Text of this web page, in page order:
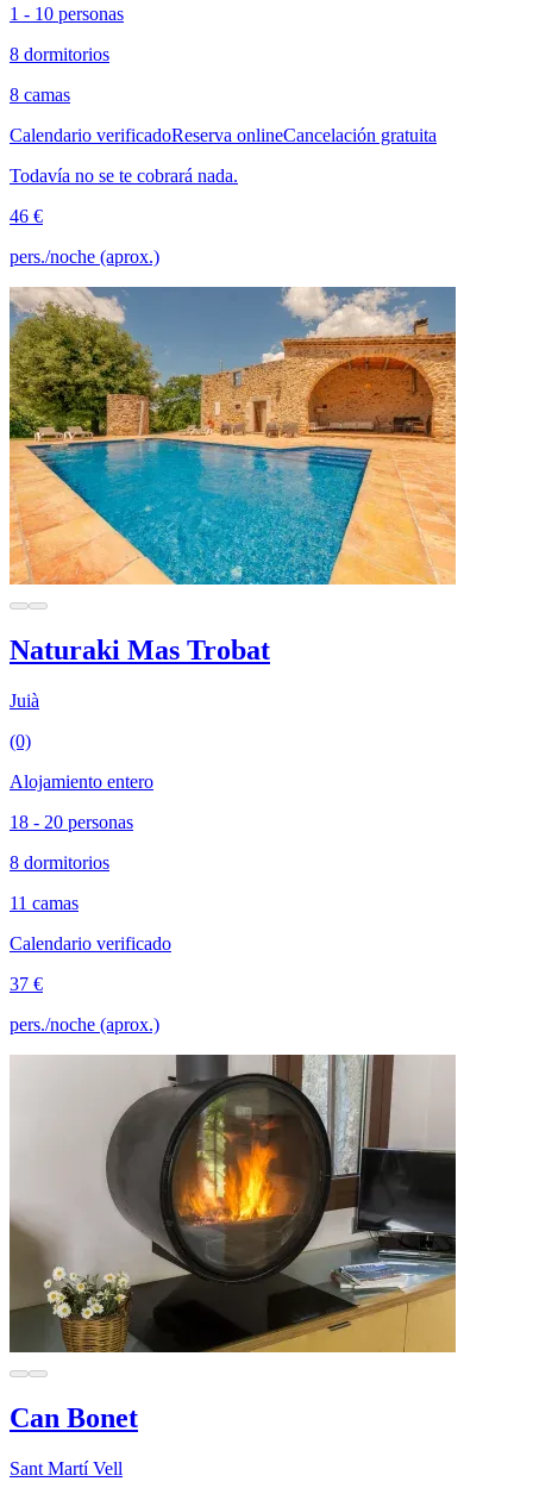
1 - 10 personas
8 dormitorios
8 camas
Calendario verificadoReserva onlineCancelación gratuita
Todavía no se te cobrará nada.
46 €
pers./noche (aprox.)
Naturaki Mas Trobat
Juià
(0)
Alojamiento entero
18 - 20 personas
8 dormitorios
11 camas
Calendario verificado
37 €
pers./noche (aprox.)
Can Bonet
Sant Martí Vell